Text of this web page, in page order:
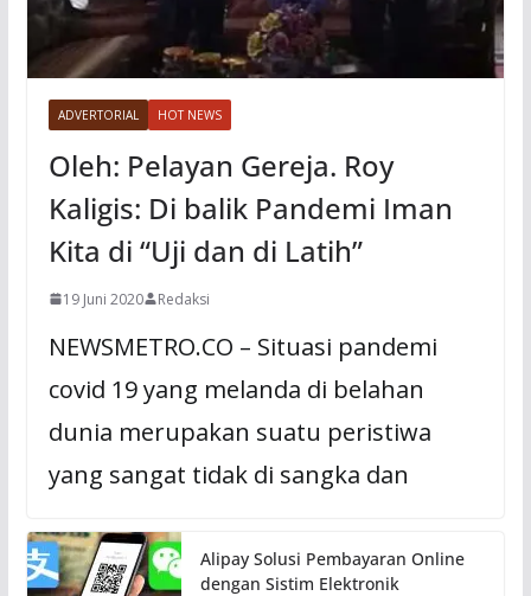
ADVERTORIAL HOT NEWS
Oleh: Pelayan Gereja. Roy
Kaligis: Di balik Pandemi Iman
Kita di “Uji dan di Latih”
19 Juni 2020 Redaksi
NEWSMETRO.CO – Situasi pandemi
covid 19 yang melanda di belahan
dunia merupakan suatu peristiwa
yang sangat tidak di sangka dan
Alipay Solusi Pembayaran Online
dengan Sistim Elektronik